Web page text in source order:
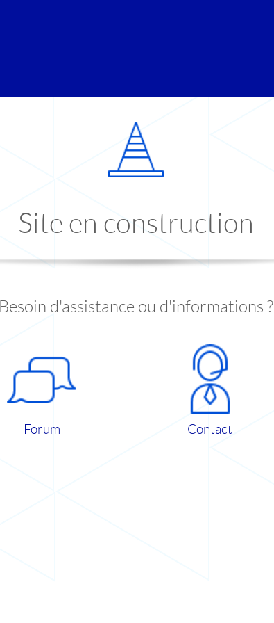
Site en construction
Besoin d'assistance ou d'informations ?
Forum Contact